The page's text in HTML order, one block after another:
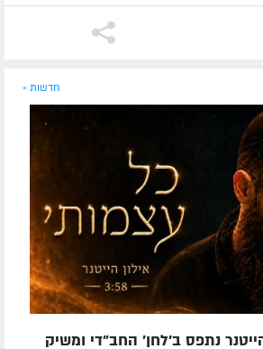
חדשות »
נתפס ב'לחן' החב"די ומשיק